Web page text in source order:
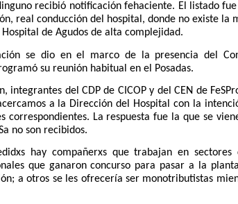
recibió notificación fehaciente. El listado
real conducción del hospital, donde no existe la
de Agudos de alta complejidad.
se dio en el marco de la presencia del
su reunión habitual en el Posadas.
integrantes del CDP de CICOP y del CEN de
a la Dirección del Hospital con la
correspondientes. La respuesta fue la que se
no son recibidos.
hay compañerxs que trabajan en sectores
que ganaron concurso para pasar a la
a otros se les ofrecería ser monotributistas